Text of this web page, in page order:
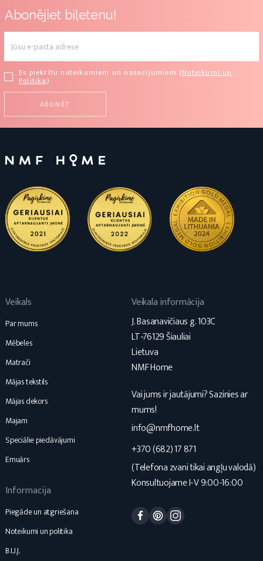
Abonējiet biļetenu!
Es piekrītu noteikumiem un nosacījumiem (Noteikumi un
Politika)
Veikals
Par mums
Mēbeles
Matrači
Mājas tekstils
Mājas dekors
Majam
Speciālie piedāvājumi
Emuārs
Informacija
Piegāde un atgriešana
Noteikumi un politika
B.U.J.
Veikala informācija
J. Basanavičiaus g. 103C
LT-76129 Šiauliai
Lietuva
NMF Home
Vai jums ir jautājumi? Sazinies ar
mums!
info@nmfhome.lt
+370 (682) 17 871
(Telefona zvani tikai angļu valodā)
Konsultuojame I-V 9:00-16:00
Facebook
Pinterest